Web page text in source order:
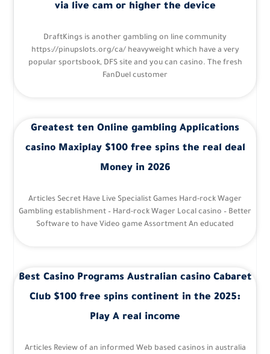
via live cam or higher the device
DraftKings is another gambling on line community
https://pinupslots.org/ca/ heavyweight which have a very
popular sportsbook, DFS site and you can casino. The fresh
FanDuel customer
Greatest ten Online gambling Applications
casino Maxiplay $100 free spins the real deal
Money in 2026
Articles Secret Have Live Specialist Games Hard-rock Wager
Gambling establishment – Hard-rock Wager Local casino – Better
Software to have Video game Assortment An educated
Best Casino Programs Australian casino Cabaret
Club $100 free spins continent in the 2025:
Play A real income
Articles Review of an informed Web based casinos in australia